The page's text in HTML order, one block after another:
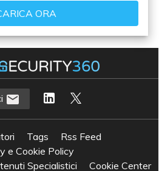
Tags
Rss Feed
e Cookie Policy
Specialistici
Cookie Center